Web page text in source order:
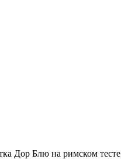
Дор Блю на римском тесте